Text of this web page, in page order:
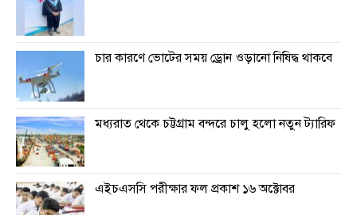
চার কারণে ভোটের সময় ড্রোন ওড়ানো নিষিদ্ধ থাকবে
মধ্যরাত থেকে চট্টগ্রাম বন্দরে চালু হলো নতুন ট্যারিফ
এইচএসসি পরীক্ষার ফল প্রকাশ ১৬ অক্টোবর